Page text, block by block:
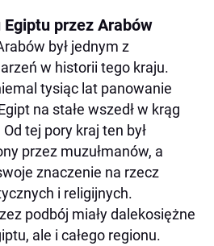
przez Arabów
był jednym z
w historii tego kraju.
tysiąc lat panowanie
na stałe wszedł w krąg
tej pory kraj ten był
przez muzułmanów, a
znaczenie na rzecz
i religijnych.
podbój miały dalekosiężne
ale i całego regionu.